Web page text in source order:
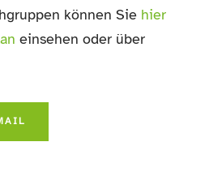
können Sie hier
einsehen oder über